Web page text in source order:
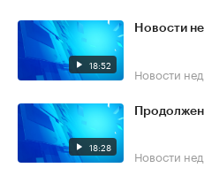
18:52
Новости
Новости
18:28 Новости